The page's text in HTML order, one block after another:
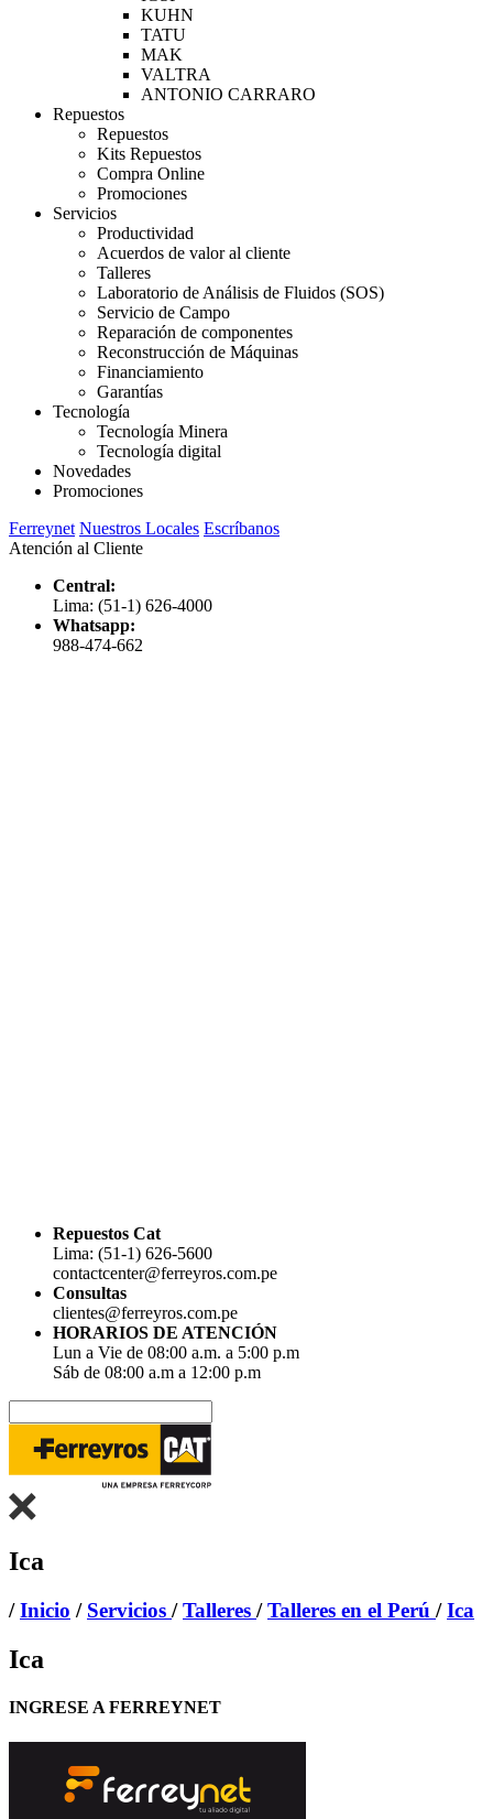
KUHN
TATU
MAK
VALTRA
ANTONIO CARRARO
Repuestos
Repuestos
Kits Repuestos
Compra Online
Promociones
Servicios
Productividad
Acuerdos de valor al cliente
Talleres
Laboratorio de Análisis de Fluidos (SOS)
Servicio de Campo
Reparación de componentes
Reconstrucción de Máquinas
Financiamiento
Garantías
Tecnología
Tecnología Minera
Tecnología digital
Novedades
Promociones
Ferreynet Nuestros Locales Escríbanos
Atención al Cliente
Central:
Lima: (51-1) 626-4000
Whatsapp:
988-474-662
Repuestos Cat
Lima: (51-1) 626-5600
contactcenter@ferreyros.com.pe
Consultas
clientes@ferreyros.com.pe
HORARIOS DE ATENCIÓN
Lun a Vie de 08:00 a.m. a 5:00 p.m
Sáb de 08:00 a.m a 12:00 p.m
Ica
/Inicio / Servicios /Talleres /Talleres en el Perú /Ica
Ica
INGRESE A FERREYNET